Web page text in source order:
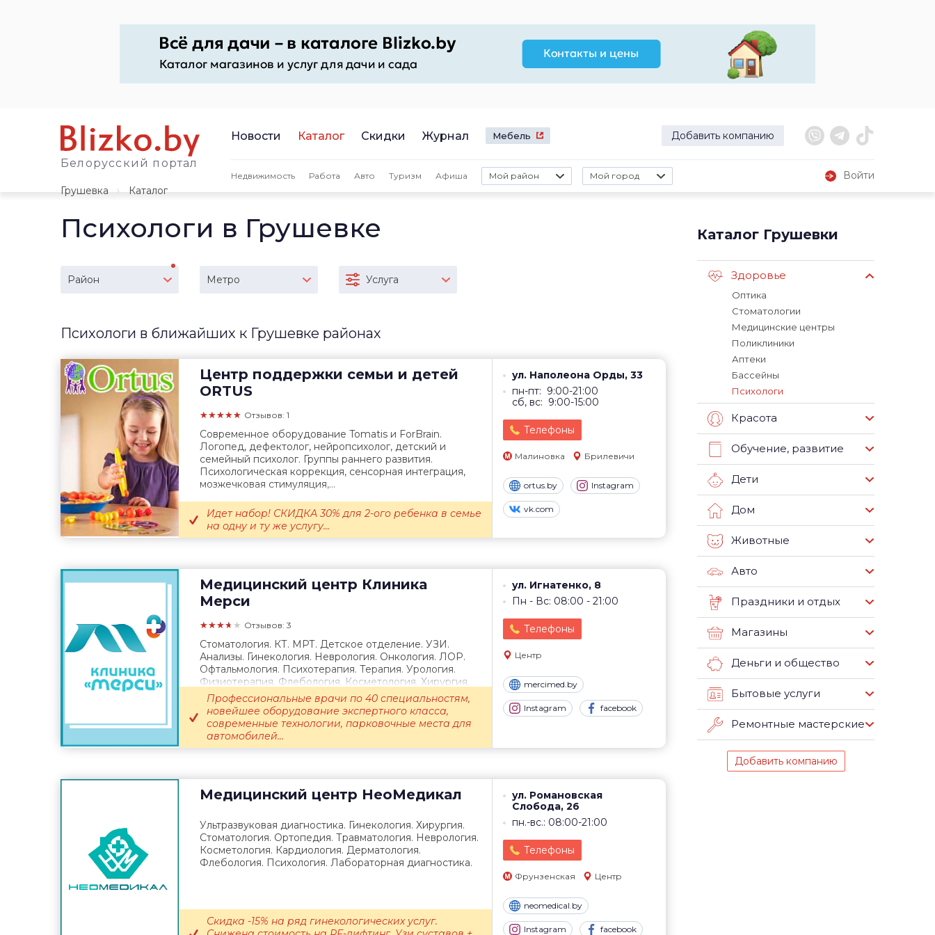
Белорусский портал
Новости Каталог Скидки Журнал Мебель Добавить компанию
Недвижимость Работа Авто Туризм Афиша Мой район Мой город
Войти
Грушевка
Каталог
Психологи в Грушевке
Район Метро Услуга
Психологи в ближайших к Грушевке районах
Центр поддержки семьи и детей
ORTUS
★★★★★ Отзывов: 1
ул. Наполеона Орды, 33
пн-пт: 9:00-21:00
сб, вс: 9:00-15:00
Телефоны
Малиновка Брилевичи
ortus.by Instagram
vk.com
Современное оборудование Tomatis и ForBrain.
Логопед, дефектолог, нейропсихолог, детский и
семейный психолог. Группы раннего развития.
Психологическая коррекция, сенсорная интеграция,
мозжечковая стимуляция,...
Идет набор! СКИДКА 30% для 2-ого ребенка в семье
на одну и ту же услугу...
Медицинский центр Клиника
Мерси
★★★★★ Отзывов: 3
ул. Игнатенко, 8
Пн - Вс: 08:00 - 21:00
Телефоны
Центр
mercimed.by
Instagram facebook
Стоматология. КТ. МРТ. Детское отделение. УЗИ.
Анализы. Гинекология. Неврология. Онкология. ЛОР.
Офтальмология. Психотерапия. Терапия. Урология.
Физиотерапия. Флебология. Косметология. Хирургия.
Выезд врача...
Профессиональные врачи по 40 специальностям,
новейшее оборудование экспертного класса,
современные технологии, парковочные места для
автомобилей...
Медицинский центр НеоМедикал
ул. Романовская
Слобода, 26
пн.-вс.: 08:00-21:00
Телефоны
Фрунзенская Центр
neomedical.by
Instagram facebook
Ультразвуковая диагностика. Гинекология. Хирургия.
Стоматология. Ортопедия. Травматология. Неврология.
Косметология. Кардиология. Дерматология.
Флебология. Психология. Лабораторная диагностика.
Скидка -15% на ряд гинекологических услуг.
Каталог Грушевки
Здоровье
Оптика
Стоматологии
Медицинские центры
Поликлиники
Аптеки
Бассейны
Психологи
Красота
Обучение, развитие
Дети
Дом
Животные
Авто
Праздники и отдых
Магазины
Деньги и общество
Бытовые услуги
Ремонтные мастерские
Добавить компанию